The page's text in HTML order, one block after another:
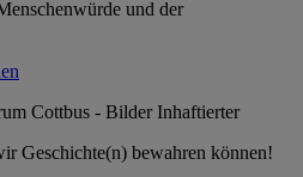
und der
Geschichte(n) bewahren können!